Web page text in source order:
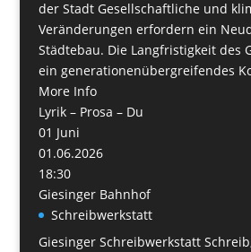
der Stadt Gesellschaftliche und
Veränderungen erfordern ein
Städtebau. Die Langfristigkeit des
ein generationenübergreifendes
More Info
Lyrik – Prosa – Du
01 Juni
01.06.2026
18:30
Giesinger Bahnhof
Schreibwerkstatt
Giesinger Schreibwerkstatt